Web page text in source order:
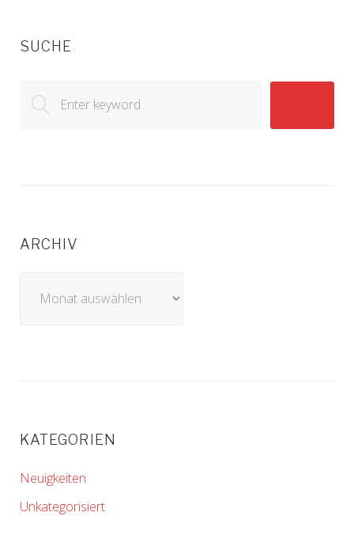
SUCHE
for:
ARCHIV
KATEGORIEN
Neuigkeiten
Unkategorisiert